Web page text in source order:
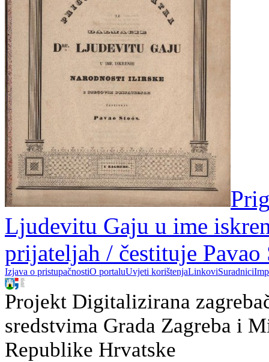
Ljudevitu Gaju u ime
prijateljah / čestituje Pavao
Izjava o pristupačnostiO portaluUvjeti korištenjaLinkoviSuradnici
Projekt Digitalizirana
sredstvima Grada Zagreba i
Republike Hrvatske